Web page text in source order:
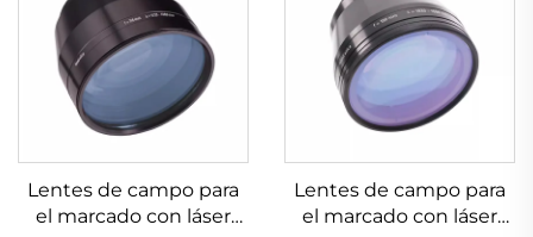
Lentes de campo para
el marcado con láser
Lentes de campo para
el marcado con láser